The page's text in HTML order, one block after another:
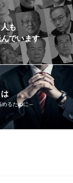
も
でいます
めるために～